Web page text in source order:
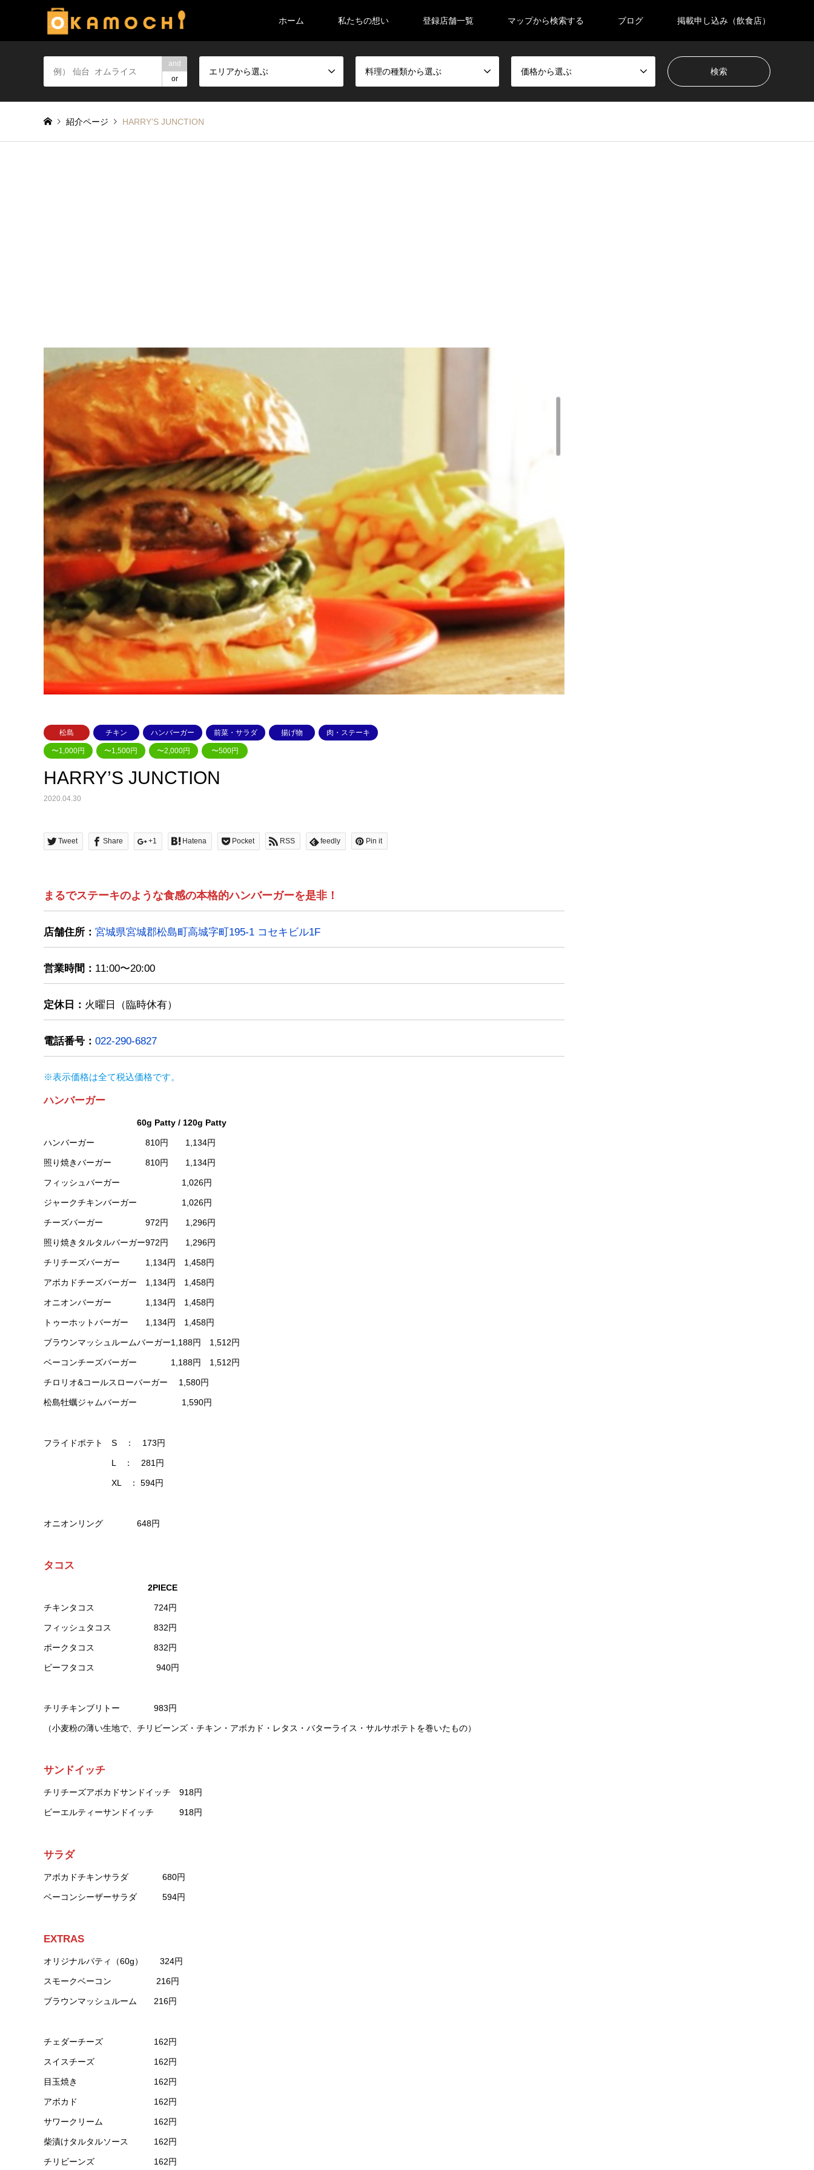
ホーム 私たちの想い 登録店舗一覧 マップから検索する ブログ 掲載申し込み（飲食店）
and
or
エリアから選ぶ 料理の種類から選ぶ 価格から選ぶ
紹介ページ HARRY’S JUNCTION
松島 チキン ハンバーガー 前菜・サラダ 揚げ物 肉・ステーキ
〜1,000円 〜1,500円 〜2,000円 〜500円
HARRY’S JUNCTION
2020.04.30
Tweet Share +1 Hatena Pocket RSS feedly Pin it
まるでステーキのような食感の本格的ハンバーガーを是非！
店舗住所： 宮城県宮城郡松島町高城字町195-1 コセキビル1F
営業時間： 11:00〜20:00
定休日： 火曜日（臨時休有）
電話番号： 022-290-6827
※表示価格は全て税込価格です。
ハンバーガー
60g Patty / 120g Patty
ハンバーガー 810円 1,134円
照り焼きバーガー 810円 1,134円
フィッシュバーガー 1,026円
ジャークチキンバーガー 1,026円
チーズバーガー 972円 1,296円
照り焼きタルタルバーガー972円 1,296円
チリチーズバーガー 1,134円 1,458円
アボカドチーズバーガー 1,134円 1,458円
オニオンバーガー 1,134円 1,458円
トゥーホットバーガー 1,134円 1,458円
ブラウンマッシュルームバーガー1,188円 1,512円
ベーコンチーズバーガー 1,188円 1,512円
チロリオ&コールスローバーガー 1,580円
松島牡蠣ジャムバーガー 1,590円
フライドポテト S ： 173円
L ： 281円
XL ： 594円
オニオンリング 648円
タコス
2PIECE
チキンタコス 724円
フィッシュタコス 832円
ポークタコス 832円
ビーフタコス 940円
チリチキンブリトー 983円
（小麦粉の薄い生地で、チリビーンズ・チキン・アボカド・レタス・バターライス・サルサポテトを巻いたもの）
サンドイッチ
チリチーズアボカドサンドイッチ 918円
ビーエルティーサンドイッチ 918円
サラダ
アボカドチキンサラダ 680円
ベーコンシーザーサラダ 594円
EXTRAS
オリジナルパティ（60g） 324円
スモークベーコン 216円
ブラウンマッシュルーム 216円
チェダーチーズ 162円
スイスチーズ 162円
目玉焼き 162円
アボカド 162円
サワークリーム 162円
柴漬けタルタルソース 162円
チリビーンズ 162円